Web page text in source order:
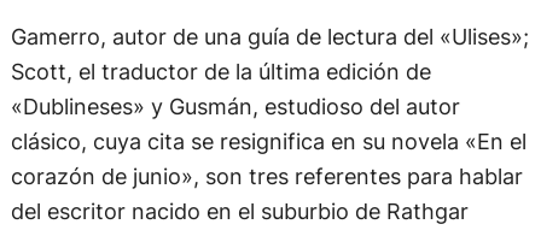
Gamerro, autor de una guía de lectura del «Ulises»;
Scott, el traductor de la última edición de
«Dublineses» y Gusmán, estudioso del autor
clásico, cuya cita se resignifica en su novela «En el
corazón de junio», son tres referentes para hablar
del escritor nacido en el suburbio de Rathgar